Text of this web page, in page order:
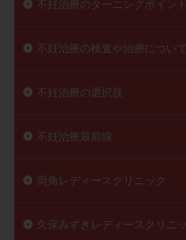
不妊治療のターニングポイント
不妊治療の検査や治療につい
不妊治療の選択肢
不妊治療最前線
両角レディースクリニック
久保みずきレディースクリニ